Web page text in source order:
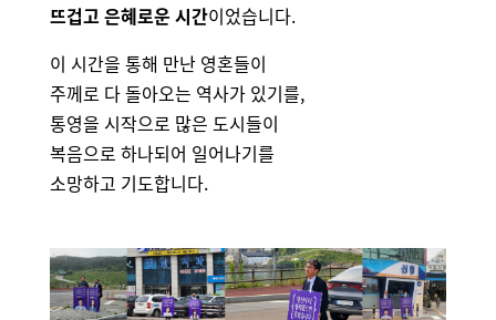
뜨겁고 은혜로운 시간이었습니다.
이 시간을 통해 만난 영혼들이
주께로 다 돌아오는 역사가 있기를,
통영을 시작으로 많은 도시들이
복음으로 하나되어 일어나기를
소망하고 기도합니다.